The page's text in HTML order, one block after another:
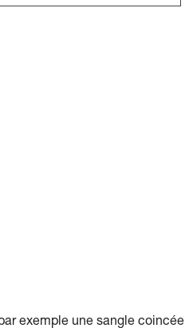
exemple une sangle coincée